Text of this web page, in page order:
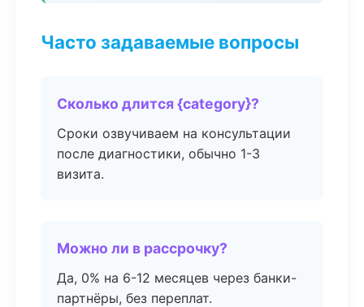
Часто задаваемые вопросы
Сколько длится {category}?
Сроки озвучиваем на консультации
после диагностики, обычно 1-3
визита.
Можно ли в рассрочку?
Да, 0% на 6-12 месяцев через банки-
партнёры, без переплат.